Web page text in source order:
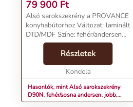
79 900 Ft
Alsó sarokszekrény a PROVANCE
konyhabútorhoz Változat: laminált
DTD/MDF Színe: fehér/andersen
fenyő Méretek (SzéxMéxMa):
79/90x79/90x82 cm
Anyagvastagság: 15 mm Jobbos
változat A lancelot t...
Részletek
Kondela
Hasonlók, mint Alsó sarokszekrény
D90N, fehér/sosna andersen, jobb,
PROVANCE